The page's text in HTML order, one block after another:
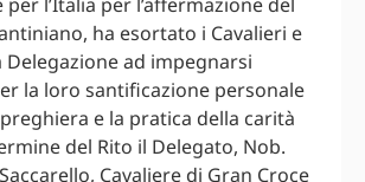
ha esortato i Cavalieri e
Delegazione ad impegnarsi
la loro santificazione personale
e la pratica della carità
del Rito il Delegato, Nob.
Cavaliere di Gran Croce